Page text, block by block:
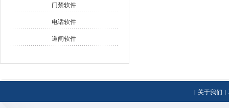
门禁软件
电话软件
道闸软件
| 关于我们 |